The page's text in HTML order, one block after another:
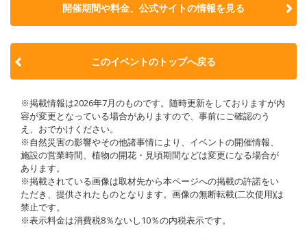
開催期間や料金、公式サイトの情報を見る
このイベントのトップへ戻る
※掲載情報は2026年7月のものです。随時更新をしておりますが内
容が変更となっている場合がありますので、事前にご確認のう
え、おでかけください。
※自然災害の影響やその他諸事情により、イベントの開催情報、
施設の営業時間、植物の開花・見頃期間などは変更になる場合が
あります。
※掲載されている画像は取材先から本ページへの掲載の許諾をい
ただき、提供されたものとなります。画像の無断転載(二次使用)は
禁止です。
※表示料金は消費税8％ないし10％の内税表示です。